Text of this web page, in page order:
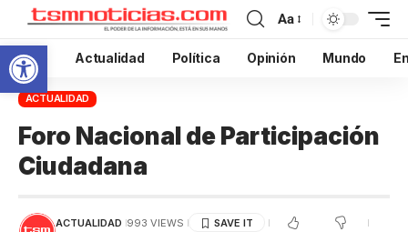
Abrir barra de herramientas
Aa
Inicio Actualidad Política Opinión Mundo
ACTUALIDAD
Foro Nacional de Participación
Ciudadana
ACTUALIDAD 993 VIEWS